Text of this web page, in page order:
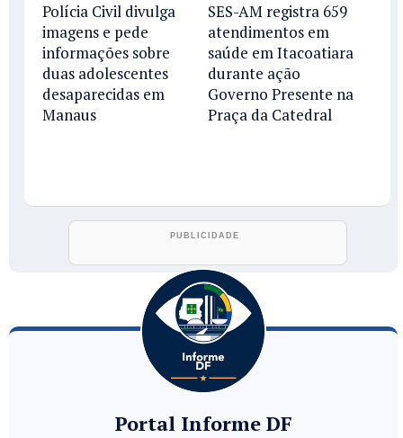
Polícia Civil divulga
imagens e pede
informações sobre
duas adolescentes
desaparecidas em
Manaus
SES-AM registra 659
atendimentos em
saúde em Itacoatiara
durante ação
Governo Presente na
Praça da Catedral
Portal Informe DF